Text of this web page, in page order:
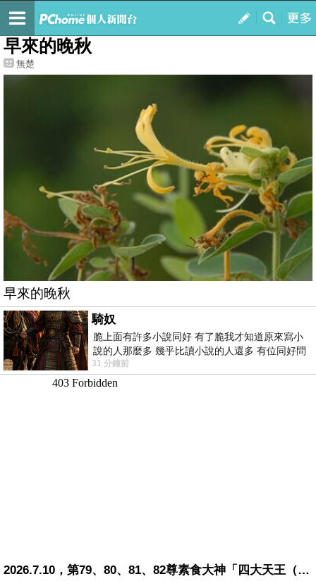
我的
最新文章
早來的晚秋
無楚
早來的晚秋
騎奴
脆上面有許多小說同好 有了脆我才知道原來寫小
說的人那麼多 幾乎比讀小說的人還多 有位同好問
了一個問題 她說為什麼高中文學獎的
31 分鐘前
2026.7.10，第79、80、81、82尊素食大神「四大天王（護界）」降臨寶島台灣（6）